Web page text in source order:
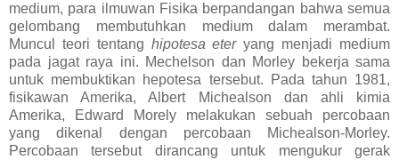
medium, para ilmuwan Fisika berpandangan bahwa semua
gelombang membutuhkan medium dalam merambat.
Muncul teori tentang hipotesa eteryang menjadi medium
pada jagat raya ini. Mechelson dan Morley bekerja sama
untuk membuktikan hepotesa tersebut. Pada tahun 1981,
fisikawan Amerika, Albert Michealson dan ahli kimia
Amerika, Edward Morely melakukan sebuah percobaan
yang dikenal dengan percobaan Michealson-Morley.
Percobaan tersebut dirancang untuk mengukur gerak